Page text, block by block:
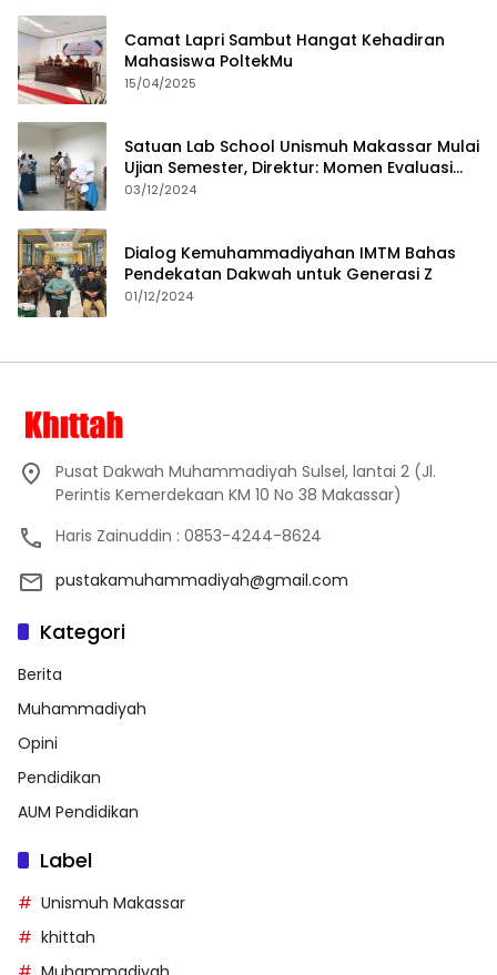
Camat Lapri Sambut Hangat Kehadiran
Mahasiswa PoltekMu
15/04/2025
Satuan Lab School Unismuh Makassar Mulai
Ujian Semester, Direktur: Momen Evaluasi
Proses Pembelajaran
03/12/2024
Dialog Kemuhammadiyahan IMTM Bahas
Pendekatan Dakwah untuk Generasi Z
01/12/2024
Pusat Dakwah Muhammadiyah Sulsel, lantai 2 (Jl.
Perintis Kemerdekaan KM 10 No 38 Makassar)
Haris Zainuddin : 0853-4244-8624
pustakamuhammadiyah@gmail.com
Kategori
Berita
Muhammadiyah
Opini
Pendidikan
AUM Pendidikan
Label
Unismuh Makassar
khittah